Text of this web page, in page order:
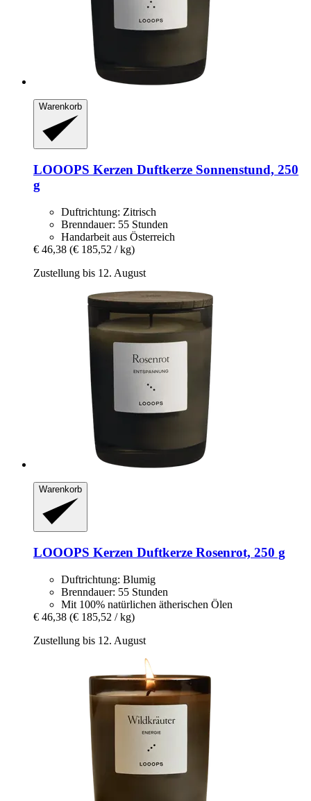
Warenkorb
LOOOPS Kerzen Duftkerze Sonnenstund, 250
g
Duftrichtung: Zitrisch
Brenndauer: 55 Stunden
Handarbeit aus Österreich
€ 46,38 (€ 185,52 / kg)
Zustellung bis 12. August
Warenkorb
LOOOPS Kerzen Duftkerze Rosenrot, 250 g
Duftrichtung: Blumig
Brenndauer: 55 Stunden
Mit 100% natürlichen ätherischen Ölen
€ 46,38 (€ 185,52 / kg)
Zustellung bis 12. August